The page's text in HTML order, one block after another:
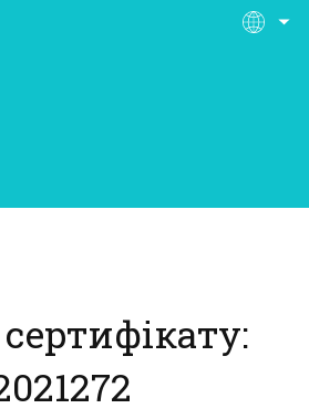
підтримують